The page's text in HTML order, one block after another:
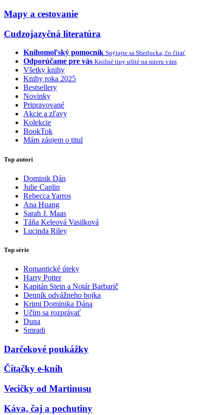
Mapy a cestovanie
Cudzojazyčná literatúra
Knihomoľský pomocník Spýtajte sa Sherlocka, čo čítať
Odporúčame pre vás Knižné tipy ušité na mieru vám
Všetky knihy
Knihy roka 2025
Bestsellery
Novinky
Pripravované
Akcie a zľavy
Kolekcie
BookTok
Mám záujem o titul
Top autori
Dominik Dán
Julie Caplin
Rebecca Yarros
Ana Huang
Sarah J. Maas
Táňa Keleová Vasilková
Lucinda Riley
Top série
Romantické úteky
Harry Potter
Kapitán Stein a Notár Barbarič
Denník odvážneho bojka
Krimi Dominika Dána
Učím sa rozprávať
Duna
Smradi
Darčekové poukážky
Čítačky e-kníh
Vecičky od Martinusu
Káva, čaj a pochutiny